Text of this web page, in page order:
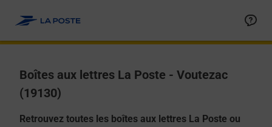
Boîtes aux lettres La Poste - Voutezac
(19130)
Retrouvez toutes les boîtes aux lettres La Poste ou